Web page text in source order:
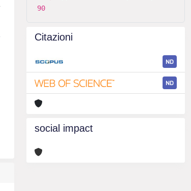
90
Citazioni
ND
ND
social impact